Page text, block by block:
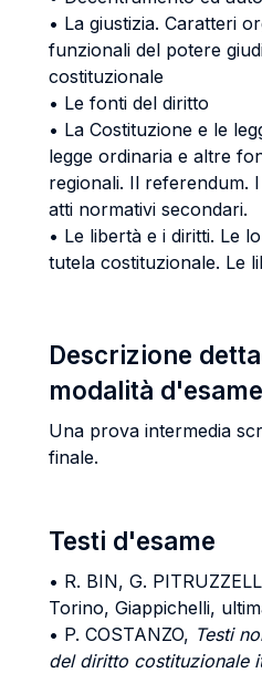
• La giustizia. Caratteri
funzionali del potere
costituzionale
• Le fonti del diritto
• La Costituzione e le
legge ordinaria e altre
regionali. Il referendum.
atti normativi secondari.
• Le libertà e i diritti. Le
tutela costituzionale. Le
Descrizione
modalità d'esame
Una prova intermedia
finale.
Testi d'esame
• R. BIN, G.
Torino, Giappichelli,
• P. COSTANZO, Testi
del diritto costituzionale